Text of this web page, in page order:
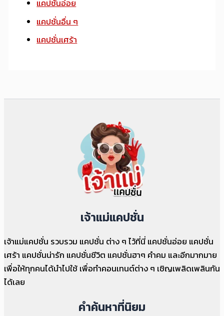
แคปชั่นอ่อย
แคปชั่นอื่น ๆ
แคปชั่นเศร้า
เจ้าแม่แคปชั่น
เจ้าแม่แคปชั่น รวบรวม แคปชั่น ต่าง ๆ ไว้ที่นี่ แคปชั่นอ่อย แคปชั่น
เศร้า แคปชั่นน่ารัก แคปชั่นชีวิต แคปชั่นฮาๆ คำคม และอีกมากมาย
เพื่อให้ทุกคนได้นำไปใช้ เพื่อทำคอนเทนต์ต่าง ๆ เชิญเพลิดเพลินกัน
ได้เลย
คำค้นหาที่นิยม